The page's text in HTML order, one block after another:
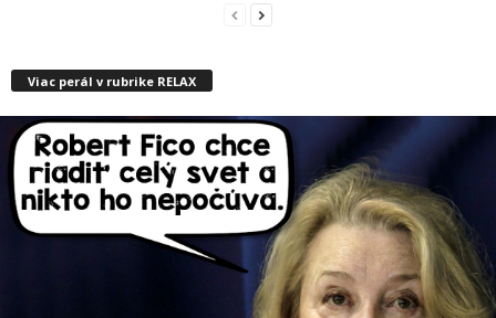
Viac perál v rubrike RELAX